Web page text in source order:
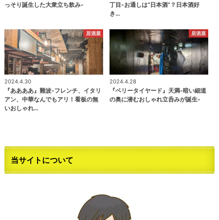
っそり誕生した大衆立ち飲み-
丁目-お通しは“日本酒”？日本酒好
き…
居酒屋
2024.4.30
『ああああ』難波-フレンチ、イタリ
アン、中華なんでもアリ！看板の無
いおしゃれ…
居酒屋
2024.4.28
『ベリータイヤード』天満-暗い細道
の奥に潜むおしゃれ立呑みが誕生-
当サイトについて